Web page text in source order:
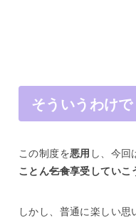
そういうわけで
この制度を悪用 し、今回
ことん乞食享受していこ
しかし、普通に楽しい